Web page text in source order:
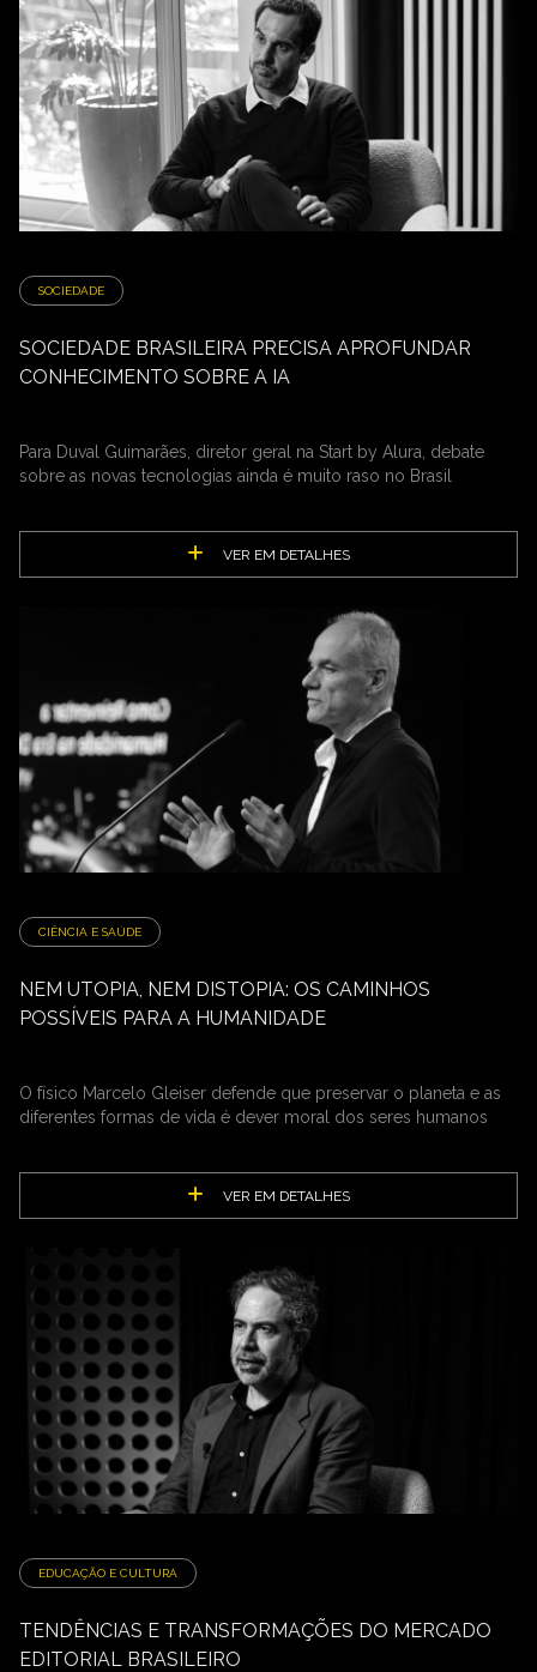
SOCIEDADE
SOCIEDADE BRASILEIRA PRECISA APROFUNDAR
CONHECIMENTO SOBRE A IA
Para Duval Guimarães, diretor geral na Start by Alura, debate
sobre as novas tecnologias ainda é muito raso no Brasil
VER EM DETALHES
CIÊNCIA E SAÚDE
NEM UTOPIA, NEM DISTOPIA: OS CAMINHOS
POSSÍVEIS PARA A HUMANIDADE
O físico Marcelo Gleiser defende que preservar o planeta e as
diferentes formas de vida é dever moral dos seres humanos
VER EM DETALHES
EDUCAÇÃO E CULTURA
TENDÊNCIAS E TRANSFORMAÇÕES DO MERCADO
EDITORIAL BRASILEIRO